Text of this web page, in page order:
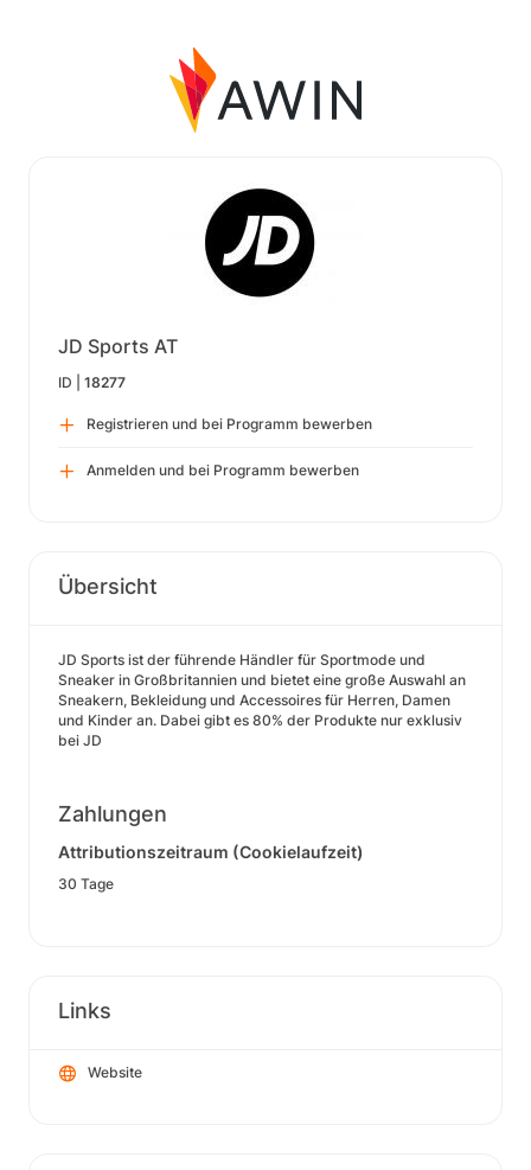
JD Sports AT
ID | 18277
Registrieren und bei Programm bewerben
Anmelden und bei Programm bewerben
Übersicht
JD Sports ist der führende Händler für Sportmode und
Sneaker in Großbritannien und bietet eine große Auswahl an
Sneakern, Bekleidung und Accessoires für Herren, Damen
und Kinder an. Dabei gibt es 80% der Produkte nur exklusiv
bei JD
Zahlungen
Attributionszeitraum (Cookielaufzeit)
30 Tage
Links
Website